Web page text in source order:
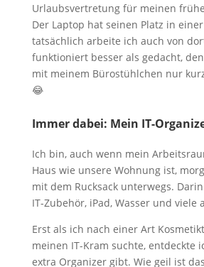
Urlaubsvertretung für meinen
Der Laptop hat seinen Platz in
tatsächlich arbeite ich auch von
funktioniert besser als gedacht,
mit meinem Bürostühlchen nur
😂
Immer dabei: Mein IT-
Ich bin, auch wenn mein
Haus wie unsere Wohnung ist,
mit dem Rucksack unterwegs.
IT-Zubehör, iPad, Wasser und viele
Erst als ich nach einer Art
meinen IT-Kram suchte, entdeckte
extra Organizer gibt. Wie geil ist